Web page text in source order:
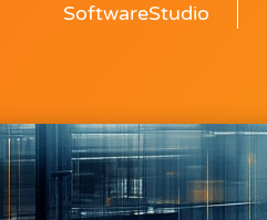
SoftwareStudio